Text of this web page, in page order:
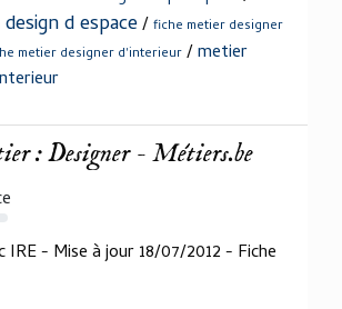
d espace/ fiche metier designer
metier designer d'interieur /metier
: Designer - Métiers.be
IRE - Mise à jour 18/07/2012 - Fiche